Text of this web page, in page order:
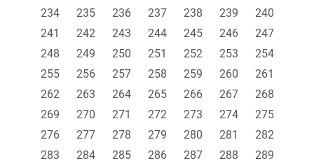
234
235 236 237 238 239
240
241
242 243 244 245 246
247
248
249 250 251 252 253
254
255
256 257 258 259 260
261
262
263 264 265 266 267
268
269
270 271 272 273 274
275
276
277 278 279 280 281
282
283
284 285 286 287 288
289